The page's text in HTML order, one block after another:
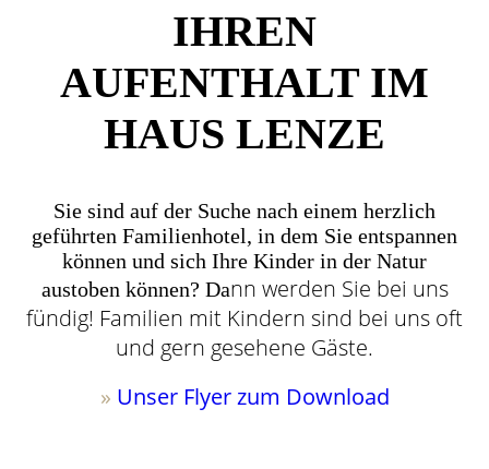
IHREN
AUFENTHALT IM
HAUS LENZE
Sie sind auf der Suche nach einem herzlich
geführten Familienhotel, in dem Sie entspannen
können und sich Ihre Kinder in der Natur
austoben können? Dann werden Sie bei uns
fündig! Familien mit Kindern sind bei uns oft
und gern gesehene Gäste.
» Unser Flyer zum Download